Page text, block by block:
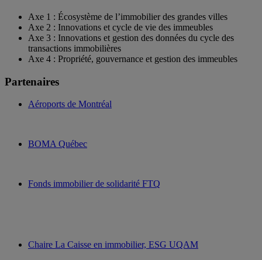
Axe 1 : Écosystème de l’immobilier des grandes villes
Axe 2 : Innovations et cycle de vie des immeubles
Axe 3 : Innovations et gestion des données du cycle des
transactions immobilières
Axe 4 : Propriété, gouvernance et gestion des immeubles
Partenaires
Aéroports de Montréal
BOMA Québec
Fonds immobilier de solidarité FTQ
Chaire La Caisse en immobilier, ESG UQAM